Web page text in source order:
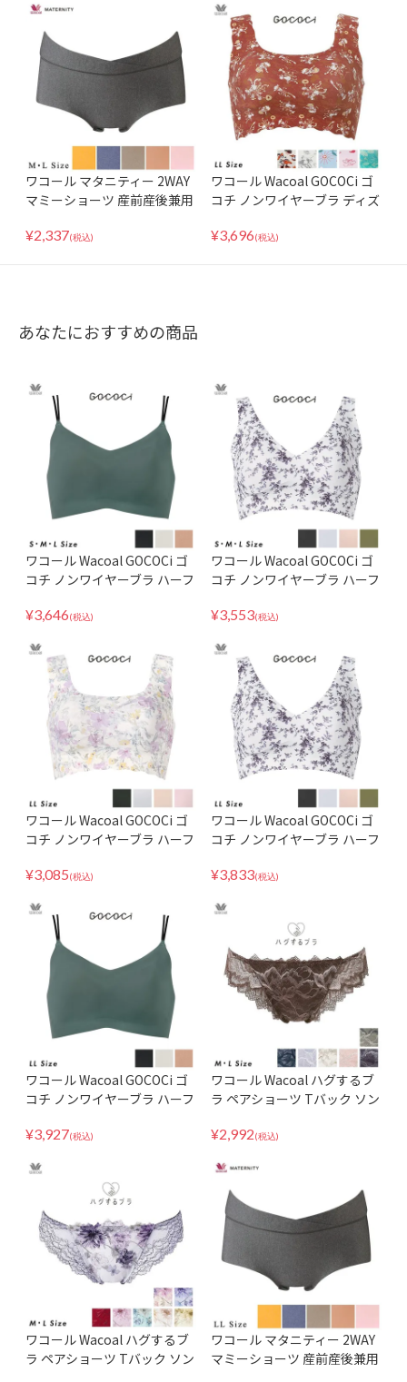
ワコール マタニティー 2WAY
マミーショーツ 産前産後兼用
¥2,337(税込)
ワコール Wacoal GOCOCi ゴ
コチ ノンワイヤーブラ ディズ
プ ブラレット CGG537 LLサ
¥3,696(税込)
あなたにおすすめの商品
ワコール Wacoal GOCOCi ゴ
コチ ノンワイヤーブラ ハーフ
MLサイズ
¥3,646(税込)
ワコール Wacoal GOCOCi ゴ
コチ ノンワイヤーブラ ハーフ
SMLサイズ CGG536
¥3,553(税込)
ワコール Wacoal GOCOCi ゴ
コチ ノンワイヤーブラ ハーフ
CGG535
¥3,085(税込)
ワコール Wacoal GOCOCi ゴ
コチ ノンワイヤーブラ ハーフ
LLサイズ CGG536
¥3,833(税込)
ワコール Wacoal GOCOCi ゴ
コチ ノンワイヤーブラ ハーフ
Lサイズ
¥3,927(税込)
ワコール Wacoal ハグするブ
ラ ペアショーツ Tバック ソン
ィ PXB418
¥2,992(税込)
ワコール Wacoal ハグするブ
ラ ペアショーツ Tバック ソン
ワコール マタニティー 2WAY
マミーショーツ 産前産後兼用